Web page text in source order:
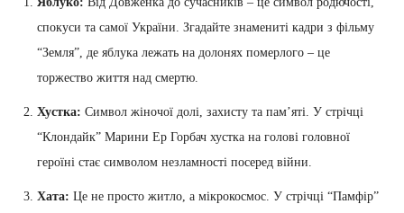
спокуси та самої України. Згадайте знамениті кадри з фільму
“Земля”, де яблука лежать на долонях померлого – це
торжество життя над смертю.
Хустка: Символ жіночої долі, захисту та пам’яті. У стрічці
“Клондайк” Марини Ер Горбач хустка на голові головної
героїні стає символом незламності посеред війни.
Хата: Це не просто житло, а мікрокосмос. У стрічці “Памфір”